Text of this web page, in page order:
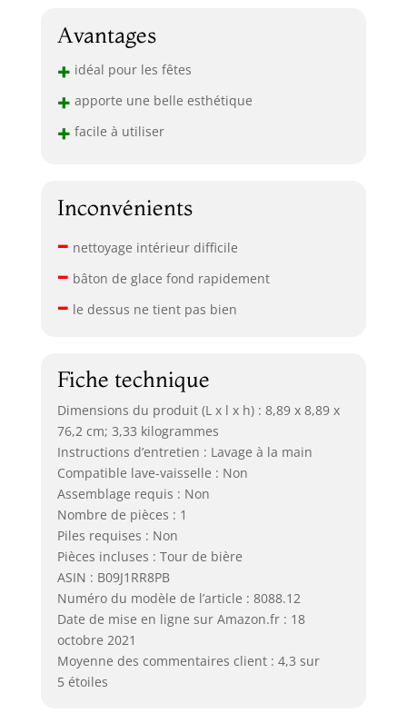
Avantages
+ idéal pour les fêtes
+ apporte une belle esthétique
+ facile à utiliser
Inconvénients
– nettoyage intérieur difficile
– bâton de glace fond rapidement
– le dessus ne tient pas bien
Fiche technique
Dimensions du produit (L x l x h) : 8,89 x 8,89 x
76,2 cm; 3,33 kilogrammes
Instructions d’entretien : Lavage à la main
Compatible lave-vaisselle : Non
Assemblage requis : Non
Nombre de pièces : 1
Piles requises : Non
Pièces incluses : Tour de bière
ASIN : B09J1RR8PB
Numéro du modèle de l’article : 8088.12
Date de mise en ligne sur Amazon.fr : 18
octobre 2021
Moyenne des commentaires client : 4,3 sur
5 étoiles